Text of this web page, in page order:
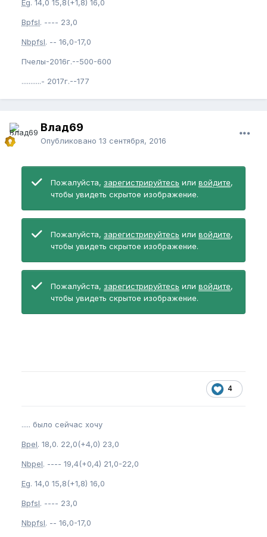
Eg. 14,0 15,8(+1,8) 16,0
Bpfsl. ---- 23,0
Nbpfsl. -- 16,0-17,0
Пчелы-2016г.--500-600
...........- 2017г.--177
Влад69
Опубликовано 13 сентября, 2016
Пожалуйста, зарегистрируйтесь или войдите,
чтобы увидеть скрытое изображение.
Пожалуйста, зарегистрируйтесь или войдите,
чтобы увидеть скрытое изображение.
Пожалуйста, зарегистрируйтесь или войдите,
чтобы увидеть скрытое изображение.
4
..... было сейчас хочу
Bpel. 18,0. 22,0(+4,0) 23,0
Nbpel. ---- 19,4(+0,4) 21,0-22,0
Eg. 14,0 15,8(+1,8) 16,0
Bpfsl. ---- 23,0
Nbpfsl. -- 16,0-17,0